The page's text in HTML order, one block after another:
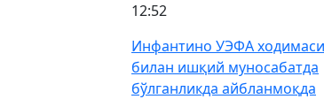
12:52
Инфантино УЭФА ходимаси
билан ишқий муносабатда
бўлганликда айбланмоқда